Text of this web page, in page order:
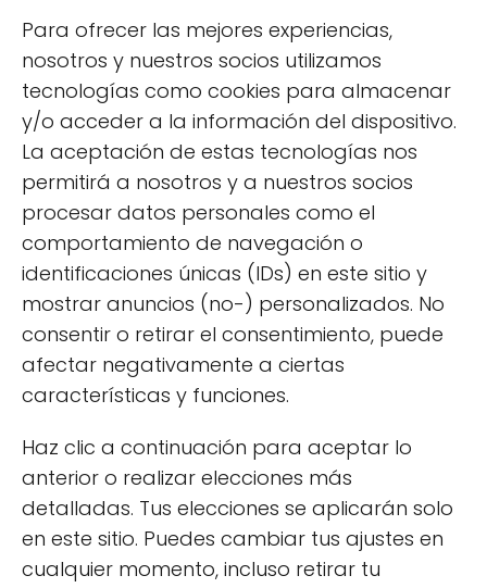
Para ofrecer las mejores experiencias,
nosotros y nuestros socios utilizamos
tecnologías como cookies para almacenar
y/o acceder a la información del dispositivo.
La aceptación de estas tecnologías nos
permitirá a nosotros y a nuestros socios
procesar datos personales como el
comportamiento de navegación o
identificaciones únicas (IDs) en este sitio y
mostrar anuncios (no-) personalizados. No
consentir o retirar el consentimiento, puede
afectar negativamente a ciertas
características y funciones.
Haz clic a continuación para aceptar lo
anterior o realizar elecciones más
detalladas. Tus elecciones se aplicarán solo
en este sitio. Puedes cambiar tus ajustes en
cualquier momento, incluso retirar tu
Elegir la pasta de dientes natural adecuada
puede parecer un desafío, pero hay ciertos
factores a considerar que pueden facilitar tu
decisión. Primero, verifica siempre la lista de
ingredientes.